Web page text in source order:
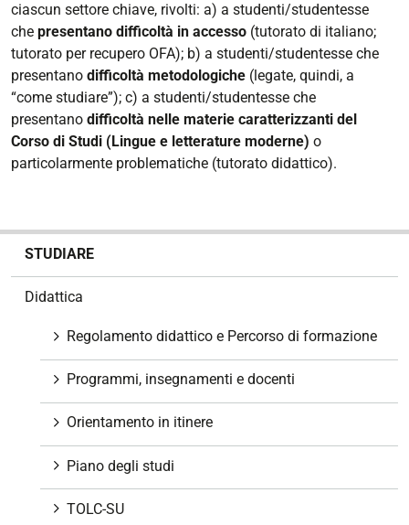
ciascun settore chiave, rivolti: a) a studenti/studentesse
che presentano difficoltà in accesso (tutorato di italiano;
tutorato per recupero OFA); b) a studenti/studentesse che
presentano difficoltà metodologiche (legate, quindi, a
“come studiare”); c) a studenti/studentesse che
presentano difficoltà nelle materie caratterizzanti del
Corso di Studi (Lingue e letterature moderne) o
particolarmente problematiche (tutorato didattico).
STUDIARE
Didattica
Regolamento didattico e Percorso di formazione
Programmi, insegnamenti e docenti
Orientamento in itinere
Piano degli studi
TOLC-SU